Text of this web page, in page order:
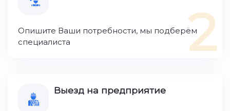
Опишите Ваши потребности, мы подберём
специалиста
2
Выезд на предприятие